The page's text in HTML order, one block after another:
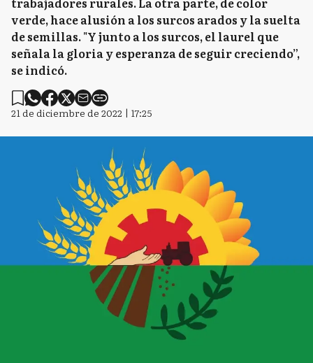
verde, hace alusión a los surcos arados y la suelta
de semillas. "Y junto a los surcos, el laurel que
señala la gloria y esperanza de seguir creciendo”,
se indicó.
21 de diciembre de 2022 | 17:25